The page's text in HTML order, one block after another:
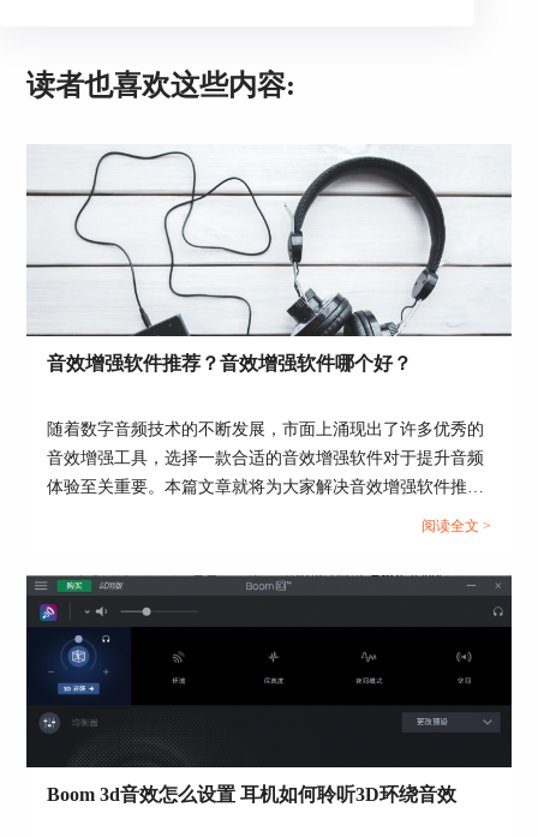
打开Boom 3D并选择3D环绕声，这款软件的神奇之
可以亲耳去感受一下。设置3D环绕声中的声音位置
和低音控制音量以及强度。设置完成之后，点击完
成按钮。
这里要根据观影习惯进行设置，不同的电影设置的
音量和强度不一样，比如我看《哪吒》我就会将强
度设置在50%的强度，就能达到很好的观影效果，
沉浸在影片的立体音效之中。这里建议，如果是看
恐怖片，还是不要强度设置得太高。
图4：设置3D环绕
第五步：个性化均衡器设置
设置均衡器，和设置3D环绕一样，设置均衡器是个
性化设置。可能有些人要说了，不知道怎么设置才
读者也喜欢这些内容:
音效增强软件推荐？音效增强软件哪个好？
随着数字音频技术的不断发展，市面上涌现出了许多优秀的
音效增强工具，选择一款合适的音效增强软件对于提升音频
体验至关重要。本篇文章就将为大家解决音效增强软件推
荐，音效增强软件哪个好这两个问题，希望对大家能有所帮
阅读全文 >
Boom 3d音效怎么设置 耳机如何聆听3D环绕音效